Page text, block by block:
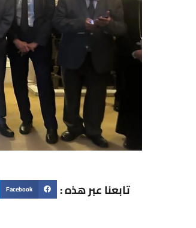
تابعنا عبر هذه : Facebook